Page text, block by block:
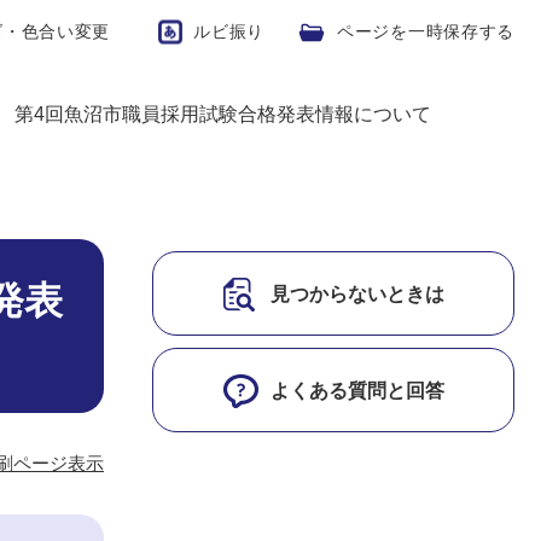
色合い変更 ルビ振り ページを一時保存する
4回魚沼市職員採用試験合格発表情報について
表
ページ表示
見つからないときは
よくある質問と回答